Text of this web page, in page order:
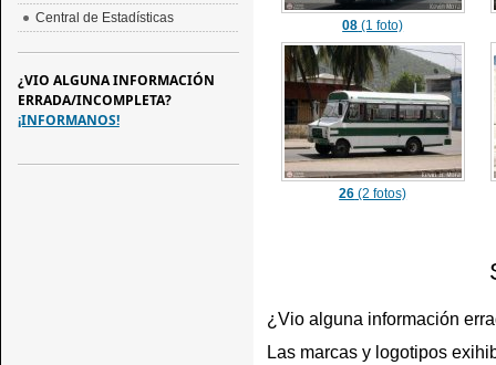
08 (1 foto)
26 (2 fotos)
¿Vio alguna información
Las marcas y logotipos
Central de Estadísticas
¿VIO ALGUNA INFORMACIÓN
ERRADA/INCOMPLETA?
¡INFORMANOS!